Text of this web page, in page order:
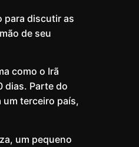
para discutir as
de seu
como o Irã
dias. Parte do
terceiro país,
um pequeno